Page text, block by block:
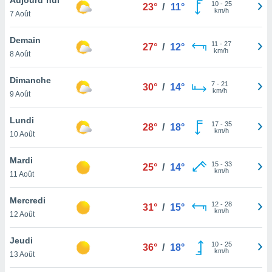
et
»,
au
vous
qu'ils
ou
le
ainsi
un
la
du
7 Août
23° / 11° 10- 25
km/h
Demain
8 Août
27° / 12° 11 - 27
km/h
Dimanche
9 Août
30° / 14° 7- 21
km/h
Lundi
10 Août
28° / 18° 17- 35
km/h
Mardi
11 Août
25° / 14° 15- 33
km/h
Mercredi
12 Août
31° / 15° 12- 28
km/h
Jeudi
13 Août
36° / 18° 10- 25
km/h